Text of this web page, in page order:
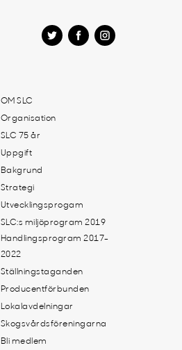
OM SLC
Organisation
SLC 75 år
Uppgift
Bakgrund
Strategi
Utvecklingsprogam
SLC:s miljöprogram 2019
Handlingsprogram 2017-
2022
Ställningstaganden
Producentförbunden
Lokalavdelningar
Skogsvårdsföreningarna
Bli medlem